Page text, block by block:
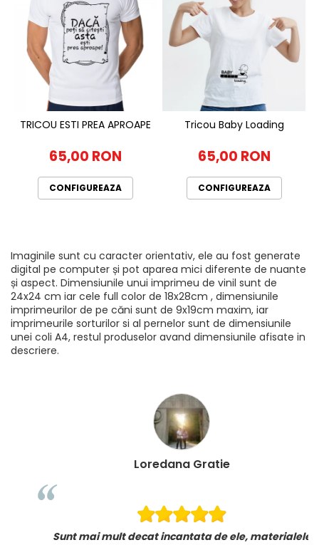
TRICOU ESTI PREA APROAPE
65,00 RON
CONFIGUREAZA
Tricou Baby Loading
65,00 RON
CONFIGUREAZA
Imaginile sunt cu caracter orientativ, ele au fost generate
digital pe computer și pot aparea mici diferente de nuante
și aspect. Dimensiunile unui imprimeu de vinil sunt de
24x24 cm iar cele full color de 18x28cm , dimensiunile
imprimeurilor de pe căni sunt de 9x19cm maxim, iar
imprimeurile sorturilor si al pernelor sunt de dimensiunile
unei coli A4, restul produselor avand dimensiunile afisate in
descriere.
Loredana Gratie
Sunt mai mult decat incantata de ele, materialele